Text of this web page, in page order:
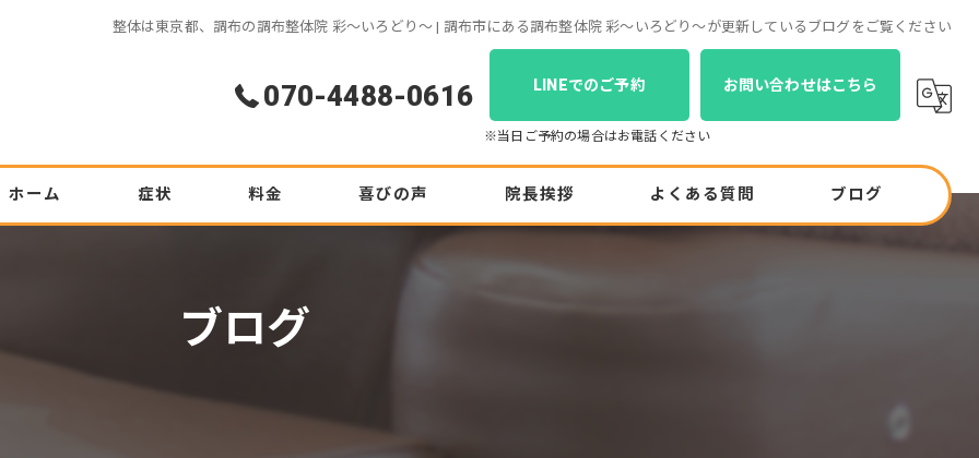
整体は東京都、調布の調布整体院 彩～いろどり～ | 調布市にある調布整体院 彩～いろどり～が更新しているブログをご覧ください
070-4488-0616 LINEでのご予約 お問い合わせはこちら
ホーム 症状
ぎっくり腰
料金 喜びの声 院長挨拶 よくある質問 ブログ
ブログ